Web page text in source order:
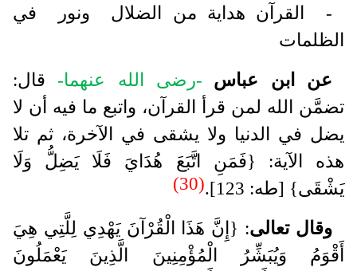
- القرآن هداية من الضلال ونور في
الظلمات
عن ابن عباس
-رضى الله عنهما-قال:
تضمَّن الله لمن قرأ القرآن، واتبع ما فيه أن لا
يضل في الدنيا ولا يشقى في الآخرة، ثم تلا
هذه الآية: {فَمَنِ اتَّبَعَ هُدَايَ فَلَا يَضِلُّ وَلَا
يَشْقَى} [طه: 123].
(30)
وقال تعالى: {إِنَّ هَذَا الْقُرْآنَ يَهْدِي لِلَّتِي هِيَ
أَقْوَمُ وَيُبَشِّرُ الْمُؤْمِنِينَ الَّذِينَ يَعْمَلُونَ